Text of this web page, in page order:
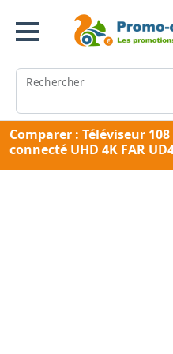
Rechercher
Comparer : Téléviseur 108
connecté UHD 4K FAR